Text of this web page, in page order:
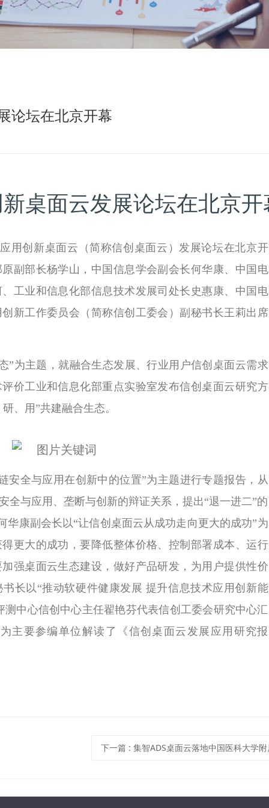
论坛在北京开幕
桌面云发展论坛在北京开
用创新桌面云（简称信创桌面云）发展论坛在北京开
副部长杨学山，中国信息学会副会长何华康、中国电
工业和信息化部信息技术发展司处长史惠康、中国电
新工作委员会（简称信创工委会）副秘书长王莉出席
”为主题，就融合生态发展、行业用户信创桌面云需求
价工业和信息化部重点实验室发布信创桌面云研究方
、用”共建融合生态。
安全与应用在创新中的位置”为主题进行专题报告，从
全与应用、垄断与创新的辩证关系，提出“退一进二”的
华康副会长以“让信创桌面云从成功走向更大的成功”为
更大的成功，要降低整体价格、控制部署成本、运行
强桌面云生态建设，做好产品研发，为用户提供性价
长以“推动软硬件健康发展 提升信息技术应用创新能
中心信创中心主任翟艳芬代表信创工委会研究中心汇
主要参编单位解读了《信创桌面云发展应用研究报
下一篇 :集智ADS桌面云落地中国医科大学